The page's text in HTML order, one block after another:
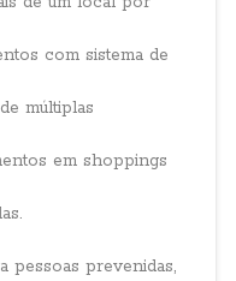
com sistema de
múltiplas
em shoppings
pessoas prevenidas,